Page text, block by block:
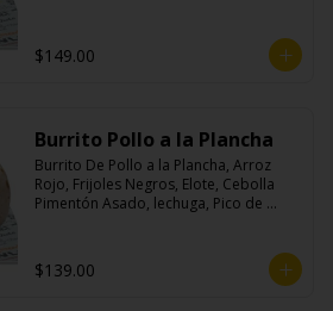
$149.00
Burrito Pollo a la Plancha
Burrito De Pollo a la Plancha, Arroz
Rojo, Frijoles Negros, Elote, Cebolla
Pimentón Asado, lechuga, Pico de
$139.00